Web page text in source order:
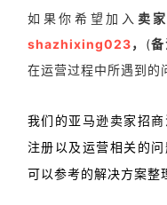
如果你希望加入 卖
shazhixing023， (
在运营过程中所遇到的
我们的亚马逊卖家招
注册以及运营相关的
可以参考的解决方案整